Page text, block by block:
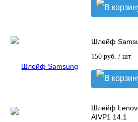
Шлейф
150 руб. / шт
Шлейф
AIVP1 14.1